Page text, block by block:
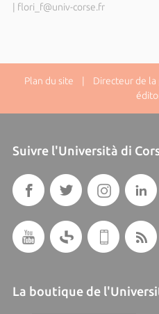
| flori_f@univ-corse.fr
Plan du site | Directeur de la
Suivre l'Università di
La boutique de